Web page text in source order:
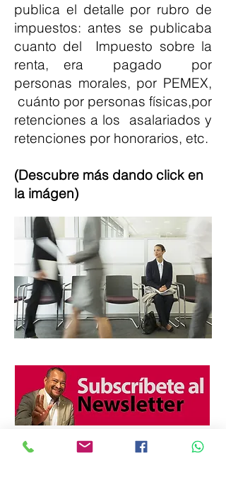
publica el detalle por rubro de
impuestos: antes se publicaba
cuanto del Impuesto sobre la
renta, era pagado por
personas morales, por PEMEX,
cuánto por personas físicas,por
retenciones a los asalariados y
retenciones por honorarios, etc.
(Descubre más dando click en
la imágen)
Lunes a Viernes